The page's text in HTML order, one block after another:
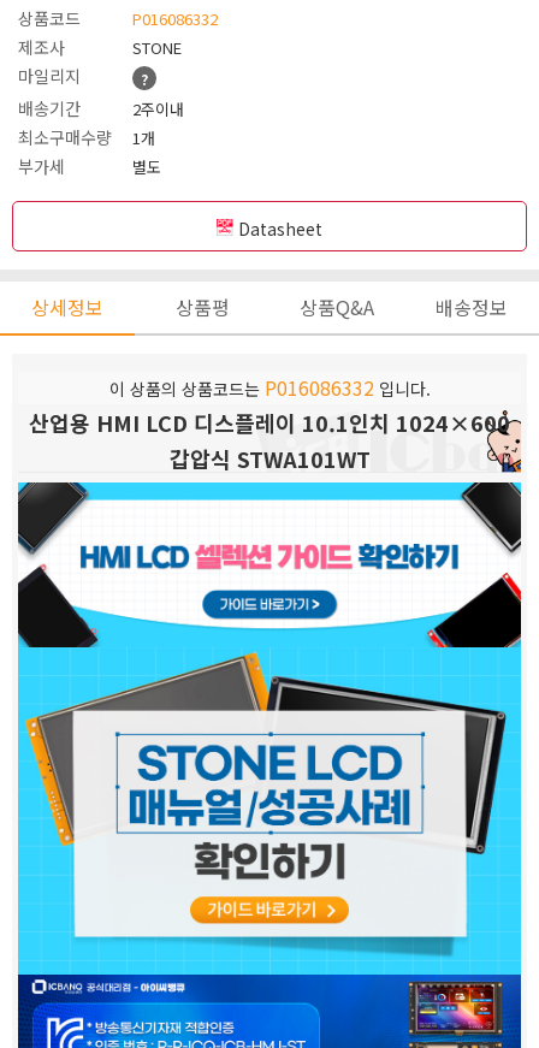
상품코드 P016086332
제조사 STONE
마일리지 ?
배송기간 2주이내
최소구매수량 1개
부가세 별도
Datasheet
상세정보 상품평 상품Q&A 배송정보
이 상품의 상품코드는 P016086332입니다.
산업용 HMI LCD 디스플레이 10.1인치 1024×600
갑압식 STWA101WT